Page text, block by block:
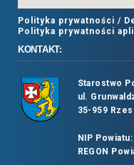
Polityka prywatności /
Polityka prywatności
KONTAKT:
Starostwo
ul.
35-959
NIP Powiatu:
REGON